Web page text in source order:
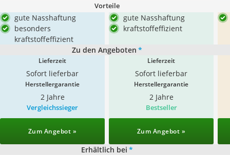
Vorteile
gute Nasshaftung
besonders
kraftstoffeffizient
gute Nasshaftung
kraftstoffeffizient
Zu den Angeboten *
Lieferzeit
Sofort lieferbar
Lieferzeit
Sofort lieferbar
Herstellergarantie
2 Jahre
Herstellergarantie
2 Jahre
Vergleichssieger
Zum Angebot »
Bestseller
Zum Angebot »
Erhältlich bei *